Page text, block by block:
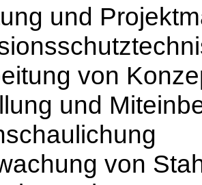
und
von
und
von